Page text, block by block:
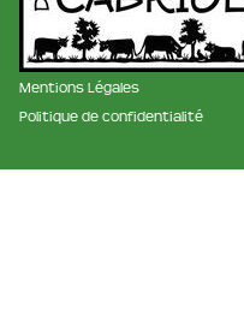
Mentions Légales
Politique de confidentialité